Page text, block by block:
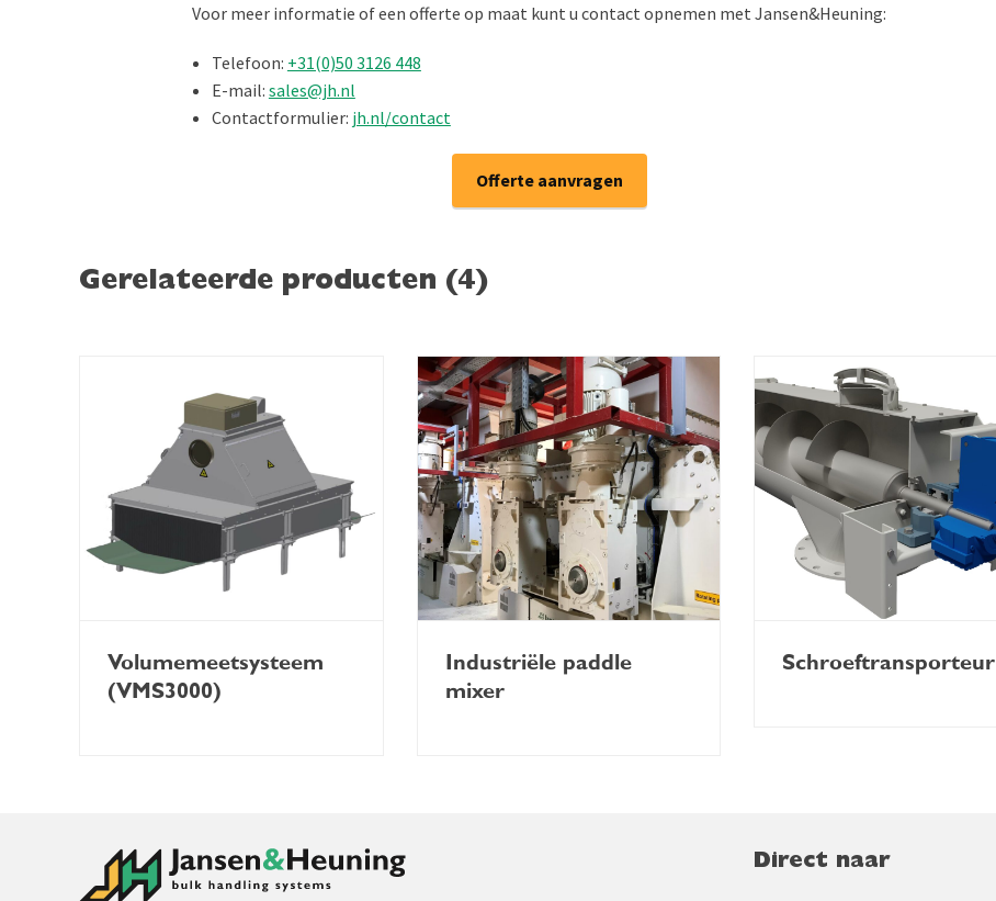
Voor meer informatie of een offerte op maat kunt u contact opnemen met Jansen&Heuning:​
Telefoon: +31(0)50 3126 448
E-mail: sales@jh.nl
Contactformulier: jh.nl/contact
Offerte aanvragen
Gerelateerde producten (4)
Volumemeetsysteem
(VMS3000)
Industriële paddle
mixer
Schroeftransporteur
Direct naar